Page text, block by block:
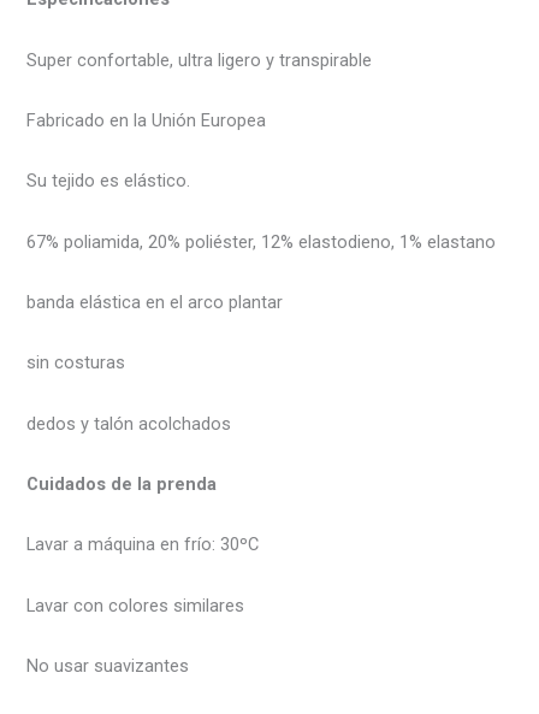
Super confortable, ultra ligero y transpirable
Fabricado en la Unión Europea
Su tejido es elástico.
67% poliamida, 20% poliéster, 12% elastodieno, 1% elastano
banda elástica en el arco plantar
sin costuras
dedos y talón acolchados
Cuidados de la prenda
Lavar a máquina en frío: 30ºC
Lavar con colores similares
No usar suavizantes